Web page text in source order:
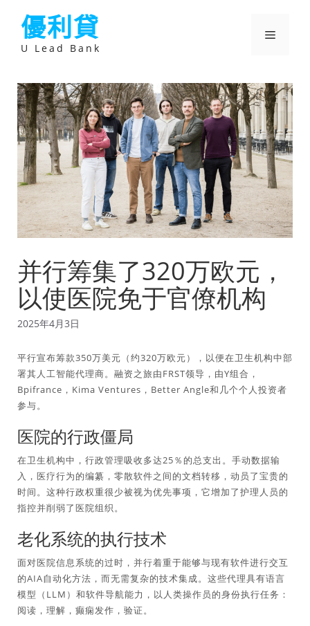
優利貸
U Lead Bank
選
并行筹集了320万欧元，
以使医院免于官僚机构
2025年4月3日
平行宣布筹款350万美元（约320万欧元），以便在卫生机构中部
署其人工智能代理商。融资之旅由FRST领导，由Y组合，
Bpifrance，Kima Ventures，Better Angle和几个个人投资者
参与。
医院的行政僵局
在卫生机构中，行政管理吸收多达25％的总支出。手动数据输
入，医疗行为的编纂，零散软件之间的文档转移，动员了宝贵的
时间。这种行政权重很少被视为优先事项，它增加了护理人员的
指控并削弱了医院组织。
老化系统的执行技术
面对医院信息系统的过时，并行着重于能够与现有软件进行交互
的AIA自动化方法，而无需复杂的技术集成。这些代理具有语言
模型（LLM）和软件导航能力，以人类操作员的身份执行任务：
阅读，理解，癫痫发作，验证。